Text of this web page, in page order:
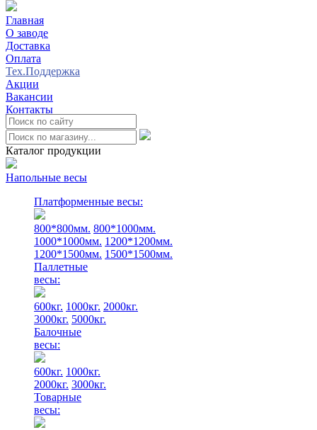
Главная
О заводе
Доставка
Оплата
Тех.Поддержка
Акции
Вакансии
Контакты
Каталог продукции
Напольные весы
Платформенные весы:
800*800мм. 800*1000мм.
1000*1000мм. 1200*1200мм.
1200*1500мм. 1500*1500мм.
Паллетные
весы:
600кг. 1000кг. 2000кг.
3000кг. 5000кг.
Балочные
весы:
600кг. 1000кг.
2000кг. 3000кг.
Товарные
весы:
0